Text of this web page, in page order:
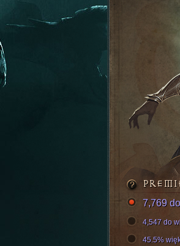
7,769
4,547 do
45.5%